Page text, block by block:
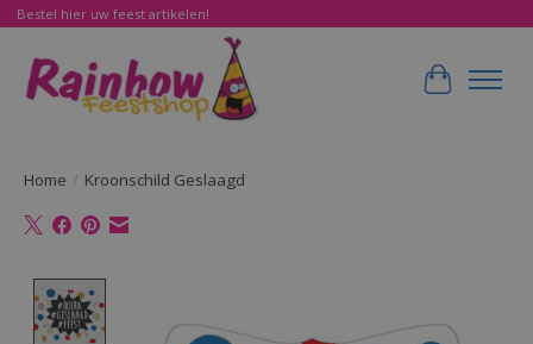
Bestel hier uw feest artikelen!
Home / Kroonschild Geslaagd